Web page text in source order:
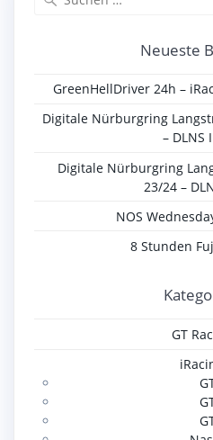
Neueste
GreenHellDriver 24h –
Digitale Nürburgring
–
Digitale Nürburgring
23/24 –
NOS
8 Stunden
GT